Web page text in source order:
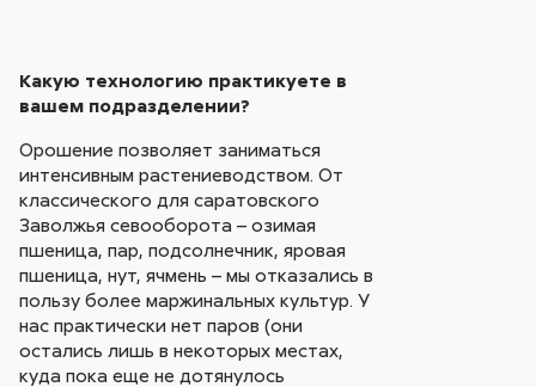
Какую технологию практикуете в
вашем подразделении?
Орошение позволяет заниматься
интенсивным растениеводством. От
классического для саратовского
Заволжья севооборота – озимая
пшеница, пар, подсолнечник, яровая
пшеница, нут, ячмень – мы отказались в
пользу более маржинальных культур. У
нас практически нет паров (они
остались лишь в некоторых местах,
куда пока еще не дотянулось